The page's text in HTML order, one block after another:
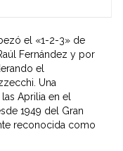
el «1-2-3» de
Fernández y por
el
Una
Aprilia en el
1949 del Gran
reconocida como